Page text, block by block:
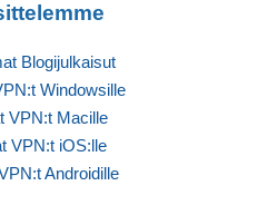
Blogijulkaisut
Windowsille
VPN:t Macille
VPN:t iOS:lle
Androidille